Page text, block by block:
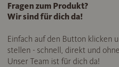
Fragen zum Produkt?
Wir sind für dich da!
Einfach auf den Button klicken
stellen - schnell, direkt und
Unser Team ist für dich da!